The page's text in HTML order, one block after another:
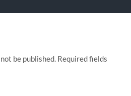
be published. Required fields